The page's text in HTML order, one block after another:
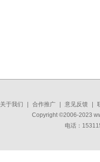
关于我们 合作推广 意见反馈
Copyright ©2006-2023
电话：